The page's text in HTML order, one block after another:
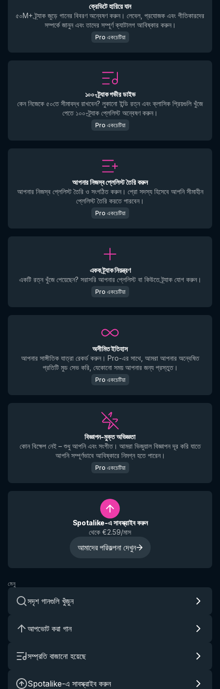
ক্রেডিটে হারিয়ে যান
৫০M+ ট্র্যাক জুড়ে গানের বিবরণ অন্বেষণ করুন। লেবেল, প্রযোজক এবং গীতিকারদের
সম্পর্কে জানুন এবং তাদের সম্পূর্ণ ক্যাটালগ আবিষ্কার করুন।
Pro একচেটিয়া
১০০-ট্র্যাক গভীর ডাইভ
কেন নিজেকে ৫০তে সীমাবদ্ধ রাখবেন? লুকানো ইন্ডি রত্ন এবং ক্লাসিক প্রিয়গুলি খুঁজে
পেতে ১০০-ট্র্যাক প্লেলিস্ট অন্বেষণ করুন।
Pro একচেটিয়া
আপনার নিজস্ব প্লেলিস্ট তৈরি করুন
আপনার নিজস্ব প্লেলিস্ট তৈরি ও সংগঠিত করুন। প্রো সদস্য হিসেবে আপনি সীমাহীন
প্লেলিস্ট তৈরি করতে পারবেন।
Pro একচেটিয়া
একক ট্র্যাক নিয়ন্ত্রণ
একটি রত্ন খুঁজে পেয়েছেন? সরাসরি আপনার প্লেলিস্ট বা কিউতে ট্র্যাক যোগ করুন।
Pro একচেটিয়া
অসীমিত ইতিহাস
আপনার সাঙ্গীতিক যাত্রা রেকর্ড করুন। Pro-এর সাথে, আমরা আপনার অন্বেষিত
প্রতিটি মুড সেভ করি, যেকোনো সময় আপনার জন্য প্রস্তুত।
Pro একচেটিয়া
বিজ্ঞাপন-মুক্ত অভিজ্ঞতা
কোন বিক্ষেপ নেই – শুধু আপনি এবং সংগীত। আমরা ভিজুয়াল বিজ্ঞাপন দূর করি যাতে
আপনি সম্পূর্ণভাবে আবিষ্কারে নিমগ্ন হতে পারেন।
Pro একচেটিয়া
Spotalike-এ সাবস্ক্রাইব করুন
থেকে €2.59/মাস
আমাদের পরিকল্পনা দেখুন
মেনু
সদৃশ গানগুলি খুঁজুন
আপভোট করা গান
সম্প্রতি বাজানো হয়েছে
Spotalike-এ সাবস্ক্রাইব করুন